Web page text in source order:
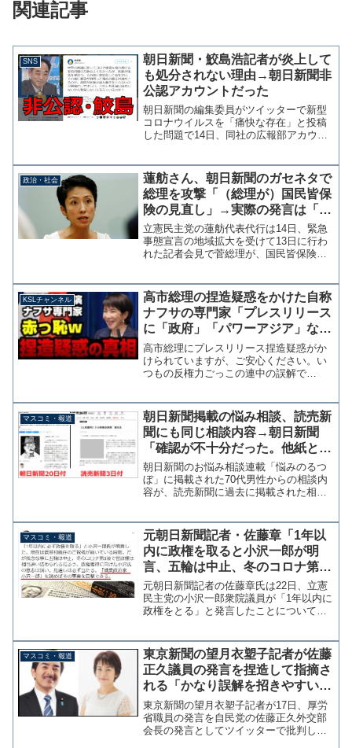
関連記事
SNS
朝日新聞・鮫島浩記者が炎上して
も処分されない理由→朝日新聞非
公認アカウントだった
朝日新聞の編集委員がツイッターで新型
コロナウイルスを「痛快な存在」と投稿
した問題で14日、同社の広報部アカウン
ースでこの問題を伝えるという異例の事
態となっている。参考：...
政治・社会
蓮舫さん、朝日新聞のガセネタで
総理を攻撃「（総理が）国民皆保
険の見直し」→実際の発言は「皆
保険、続けていく」
立憲民主党の蓮舫代表代行は14日、緊急
事態宣言の地域拡大を受けて13日に行わ
れた記者会見で菅総理が、国民皆保険の
保さんの質問。それに対する答えが「国
民皆保険の見直し」と...
KSLチャンネル
高市総理の捏造疑惑をかけた自称
ナフサの専門家「プレスリリース
に「政府」「パワーアジア」など
の文言はない！」→ありました
【KSLチャンネル】
高市総理にプレスリリース捏造疑惑がか
けられていますが、ご安心ください。い
つもの反権力ごっこの連中の誤解で
ィングス株式会社が、Chevronのグルー
プ各社から、シン...
マスコミ・報道
朝日新聞掲載の悩み相談、読売新
聞にも同じ相談内容→朝日新聞
「確認が不十分だった。他紙とは
回答内容は異なっている」
朝日新聞のお悩み相談連載「悩みのるつ
ぼ」に掲載された70代男性からの相談内
容が、読売新聞に過去に掲載された相談
性が二重投稿 - 社会 : 日刊スポーツ菅義
偉首相が愛読し...
マスコミ・報道
元朝日新聞記者・佐藤章「1年以
内に政権を取ると小沢一郎が明
言、五輪は中止、冬のコロナ第3
波で菅政権は追い詰められる、見
通しは必ず当たる」→本の宣伝で
した
元朝日新聞記者の佐藤章氏は22日、立憲
民主党の小沢一郎衆院議員が「1年以内に
政権をとる」と発言したことについて
に向けた小沢氏の意志は固い。見通しは
必ず当たる」と不気味...
マスコミ・報道
東京新聞の望月衣塑子記者が佐藤
正久議員の発言を捏造して指摘さ
れる「かなり誤解を招きやすいツ
イート。主語と述語が合ってな
い」
東京新聞の望月衣塑子記者が17日、厚労
省職員の発言を自民党の佐藤正久外交部
会長の発言としてツイッターで批判し、